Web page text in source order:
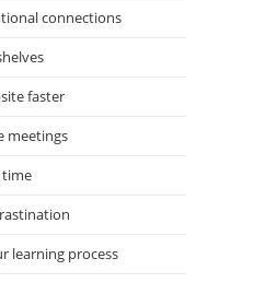
connections
faster
meetings
time
learning process